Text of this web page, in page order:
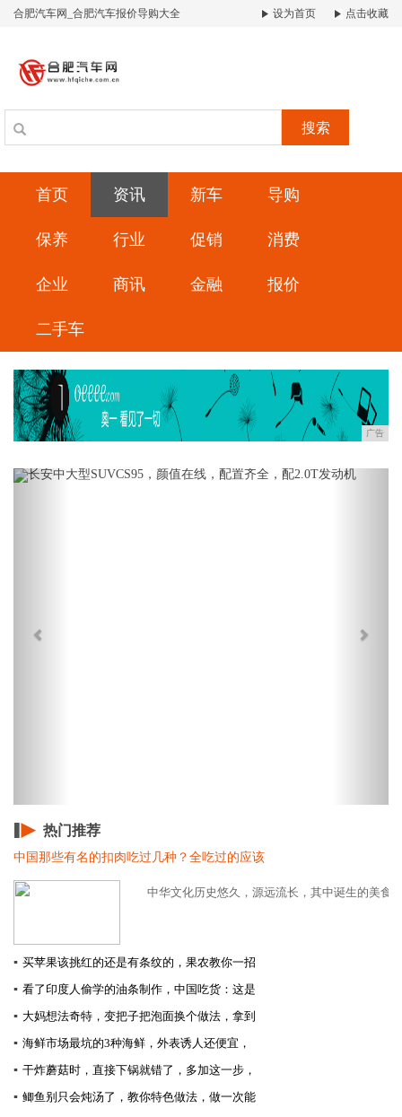
合肥汽车网_合肥汽车报价导购大全 设为首页 点击收藏
搜索
首页 资讯 新车 导购
保养 行业 促销 消费
企业 商讯 金融 报价
二手车
广告
Previous
热门推荐
中国那些有名的扣肉吃过几种？全吃过的应该
中华文化历史悠久，源远流长，其中诞生的美食
▪ 买苹果该挑红的还是有条纹的，果农教你一招
▪ 看了印度人偷学的油条制作，中国吃货：这是
▪ 大妈想法奇特，变把子把泡面换个做法，拿到
▪ 海鲜市场最坑的3种海鲜，外表诱人还便宜，
▪ 干炸蘑菇时，直接下锅就错了，多加这一步，
▪ 鲫鱼别只会炖汤了，教你特色做法，做一次能